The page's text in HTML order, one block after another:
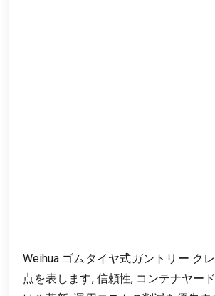
Weihua ゴムタイヤ式ガントリー ク
点を表します, 信頼性, コンテナヤー